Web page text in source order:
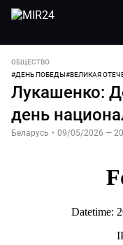
ОБЩЕСТВО
#ДЕНЬ ПОБЕДЫ#ВЕЛИКАЯ
Лукашенко:
день
Беларусь • 09/05/2026 —